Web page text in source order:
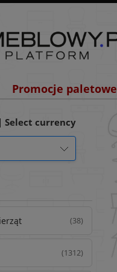
Promocje paletowe
currency
(38)
(1312)